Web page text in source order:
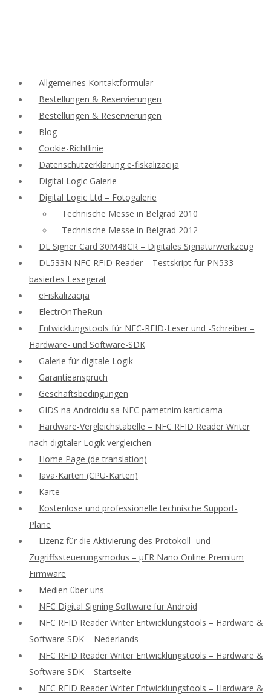
Allgemeines Kontaktformular
Bestellungen & Reservierungen
Bestellungen & Reservierungen
Blog
Cookie-Richtlinie
Datenschutzerklärung e-fiskalizacija
Digital Logic Galerie
Digital Logic Ltd – Fotogalerie
Technische Messe in Belgrad 2010
Technische Messe in Belgrad 2012
DL Signer Card 30M48CR – Digitales Signaturwerkzeug
DL533N NFC RFID Reader – Testskript für PN533-
basiertes Lesegerät
eFiskalizacija
ElectrOnTheRun
Entwicklungstools für NFC-RFID-Leser und -Schreiber –
Hardware- und Software-SDK
Galerie für digitale Logik
Garantieanspruch
Geschäftsbedingungen
GIDS na Androidu sa NFC pametnim karticama
Hardware-Vergleichstabelle – NFC RFID Reader Writer
nach digitaler Logik vergleichen
Home Page (de translation)
Java-Karten (CPU-Karten)
Karte
Kostenlose und professionelle technische Support-
Pläne
Lizenz für die Aktivierung des Protokoll- und
Zugriffssteuerungsmodus – μFR Nano Online Premium
Firmware
Medien über uns
NFC Digital Signing Software für Android
NFC RFID Reader Writer Entwicklungstools – Hardware &
Software SDK – Nederlands
NFC RFID Reader Writer Entwicklungstools – Hardware &
Software SDK – Startseite
NFC RFID Reader Writer Entwicklungstools – Hardware &